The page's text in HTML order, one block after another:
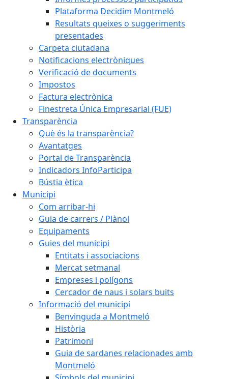
Plataforma Decidim Montmeló
Resultats queixes o suggeriments
presentades
Carpeta ciutadana
Notificacions electròniques
Verificació de documents
Impostos
Factura electrònica
Finestreta Única Empresarial (FUE)
Transparència
Què és la transparència?
Avantatges
Portal de Transparència
Indicadors InfoParticipa
Bústia ètica
Municipi
Com arribar-hi
Guia de carrers / Plànol
Equipaments
Guies del municipi
Entitats i associacions
Mercat setmanal
Empreses i polígons
Cercador de naus i solars buits
Informació del municipi
Benvinguda a Montmeló
Història
Patrimoni
Guia de sardanes relacionades amb
Montmeló